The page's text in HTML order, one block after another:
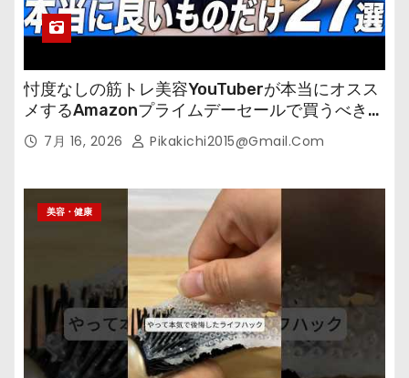
忖度なしの筋トレ美容YouTuberが本当にオスス
メするAmazonプライムデーセールで買うべきも
の 7月 16, 2026 Pikakichi2015@gmail.com
美容・健康